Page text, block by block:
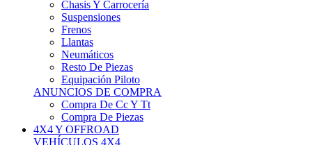
Frenos
Llantas
Neumáticos
Resto De Piezas
Equipación Piloto
ANUNCIOS DE COMPRA
Compra De Cc Y Tt
Compra De Piezas
4X4 Y OFFROAD
VEHÍCULOS 4X4
Prototipos